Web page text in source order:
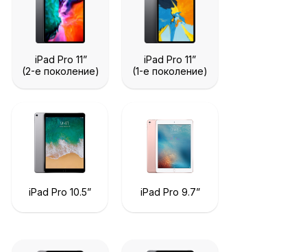
iPad Pro 11”
(2-е поколение)
iPad Pro 11”
(1-е поколение)
iPad Pro 10.5” iPad Pro 9.7”